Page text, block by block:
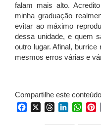
falam mais alto.
minha graduação
evitar ao máximo
dessa unidade, e quem
outro lugar. Afinal,
mesmos erros várias e
Compartilhe este
FacebookThreadsLinkedIn